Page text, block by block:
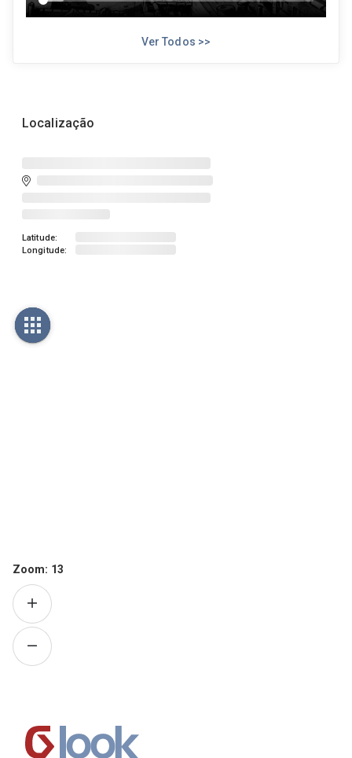
Ver Todos >>
Localização
Latitude:
Longitude:
Zoom: 13